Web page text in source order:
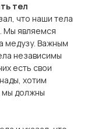
тел
что наши тела
Мы являемся
медузу. Важным
независимы
есть свои
хотим
мы должны